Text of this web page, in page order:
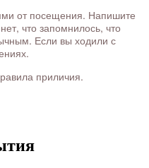
от посещения. Напишите
что запомнилось, что
Если вы ходили с
приличия.